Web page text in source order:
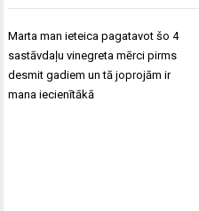
Post
navigation
Marta man ieteica pagatavot šo 4
sastāvdaļu vinegreta mērci pirms
desmit gadiem un tā joprojām ir
mana iecienītākā